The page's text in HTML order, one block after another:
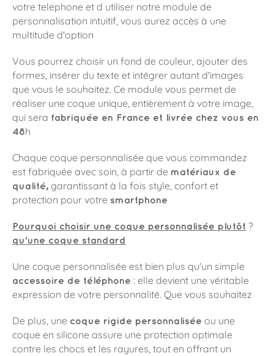
votre telephone et d utiliser notre module de
personnalisation intuitif, vous aurez accès à une
multitude d'option
Vous pourrez choisir un fond de couleur, ajouter des
formes, insérer du texte et intégrer autant d'images
que vous le souhaitez. Ce module vous permet de
réaliser une coque unique, entièrement à votre image,
qui sera fabriquée en France et livrée chez vous en
48h
Chaque coque personnalisée que vous commandez
est fabriquée avec soin, à partir de matériaux de
qualité, garantissant à la fois style, confort et
protection pour votre smartphone
?
Pourquoi choisir une coque personnalisée plutôt
qu'une coque standard
accessoire de téléphone : elle devient une véritable
expression de votre personnalité. Que vous souhaitez
coque rigide personnalisée ou une
coque en silicone assure une protection optimale
contre les chocs et les rayures, tout en offrant un